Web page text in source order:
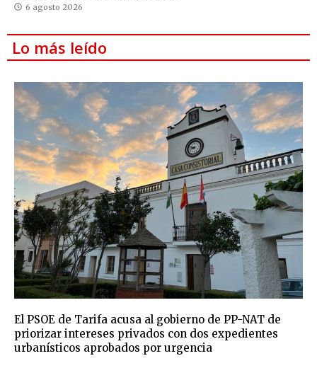
6 agosto 2026
Lo más leído
El PSOE de Tarifa acusa al gobierno de PP-NAT de
priorizar intereses privados con dos expedientes
urbanísticos aprobados por urgencia